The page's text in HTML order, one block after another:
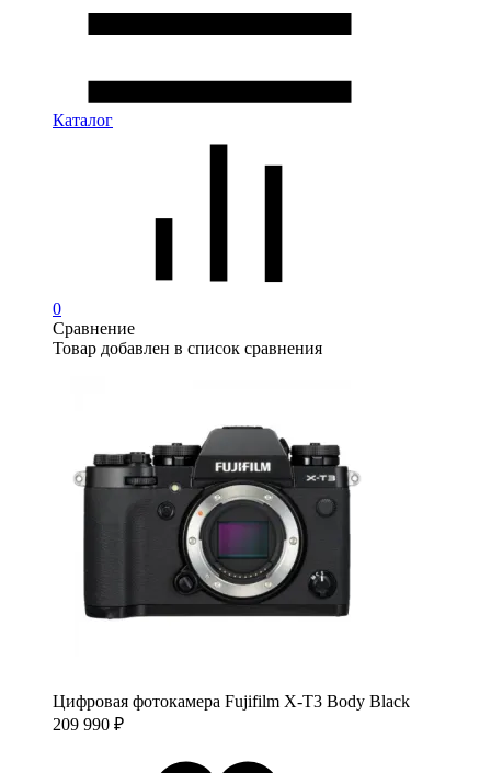
Каталог
0
Сравнение
Товар добавлен в список сравнения
Цифровая фотокамера Fujifilm X-T3 Body Black
209 990 ₽